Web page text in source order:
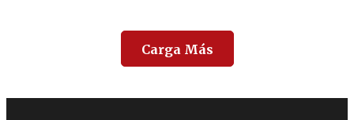
Carga Más